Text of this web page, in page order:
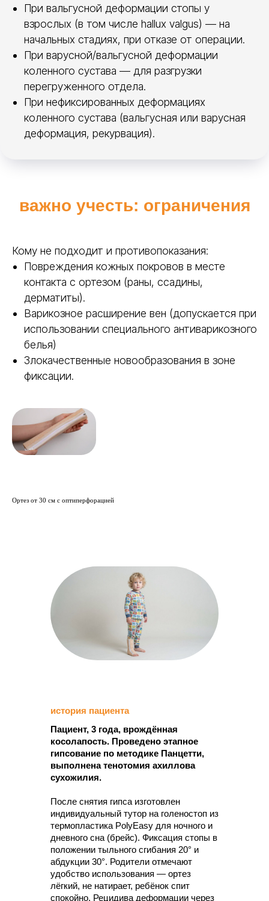
При вальгусной деформации стопы у
взрослых (в том числе hallux valgus) — на
начальных стадиях, при отказе от операции.
При варусной/вальгусной деформации
коленного сустава — для разгрузки
перегруженного отдела.
При нефиксированных деформациях
коленного сустава (вальгусная или варусная
деформация, рекурвация).
важно учесть: ограничения
Кому не подходит и противопоказания:
Повреждения кожных покровов в месте
контакта с ортезом (раны, ссадины,
дерматиты).
Варикозное расширение вен (допускается при
использовании специального антиварикозного
белья)
Злокачественные новообразования в зоне
фиксации.
Ортез от 30 см с оптиперфорацией
Пациент, 3 года, врождённая
косолапость. Проведено этапное
гипсование по методике Панцетти,
выполнена тенотомия ахиллова
сухожилия.
После снятия гипса изготовлен
индивидуальный тутор на голеностоп из
термопластика PolyEasy для ночного и
дневного сна (брейс). Фиксация стопы в
положении тыльного сгибания 20° и
абдукции 30°. Родители отмечают
удобство использования — ортез
лёгкий, не натирает, ребёнок спит
спокойно. Рецидива деформации через
история пациента
под задачу, экспериментировать с
формой и находить решения даже в
Получить консультацию
Доступны в разной толщине
для нетипичных клинических
Универсальное решение для
повседневной практики.
Позволяют быстро подобрать ортез под
задачу и сразу приступить к работе.
Минимум времени на подбор и
Получить консультацию
Покрывают до 95%
клинических случаев
Молния плотно прилегает
Листы Polyeasy — для индивидуального
моделирования. Вы сами создаёте ортез
на стопу, тутор на голеностоп или ортез
коленный детский, идеально подгоняя
термопластик легко режется,
склеивается при нагреве, комбинируется
с липучками и тейпами.
универсальное решение для
повседневной практики. Уже имеют
анатомическую форму, оснащены
застёжкой. Можно сразу приступить к
Покрывают до 95% клинических
Вам понадобятся: большое плотное полотенце,
как сделать
ортез